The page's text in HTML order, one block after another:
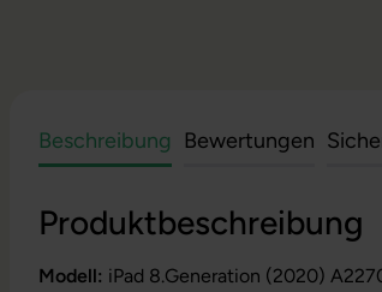
Beschreibung Bewertungen
Produktbeschreibung
Modell: iPad 8.Generation (2020)